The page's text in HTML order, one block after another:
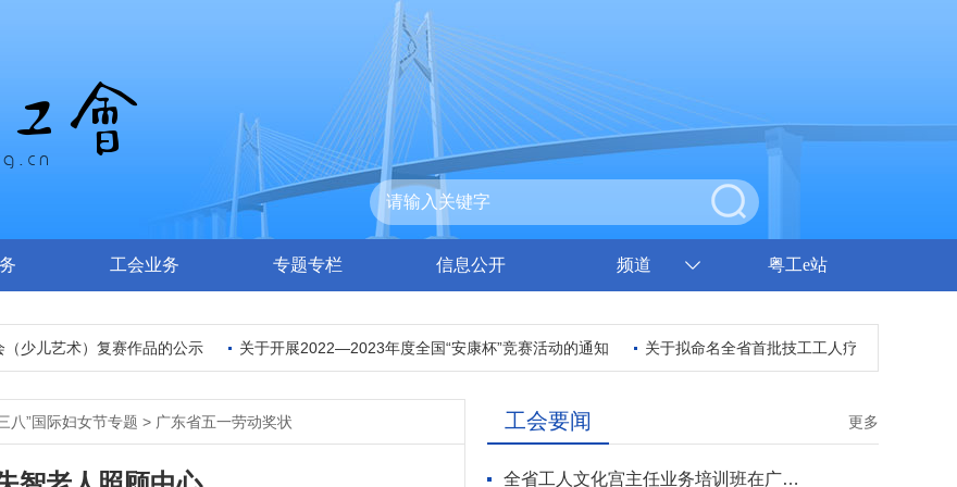
工会业务 专题专栏 信息公开 频道 粤工e站
少儿艺术）复赛作品的公示 关于开展2022—2023年度全国“安康杯”竞赛活动的通知 关于拟命名全省首批技工工人疗休养基地的公示
”国际妇女节专题 > 广东省五一劳动奖状 工会要闻 更多
全省工人文化宫主任业务培训班在广州开班